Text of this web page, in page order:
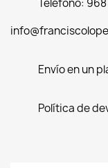
Teléfono: 968
Envío en un
Política de